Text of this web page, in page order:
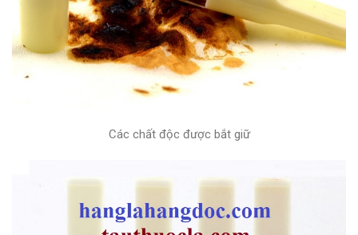
Các chất độc được bắt giữ